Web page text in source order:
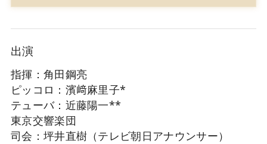
出演
指揮：角田鋼亮
ピッコロ：濱﨑麻里子*
テューバ：近藤陽一**
東京交響楽団
司会：坪井直樹（テレビ朝日アナウンサー）